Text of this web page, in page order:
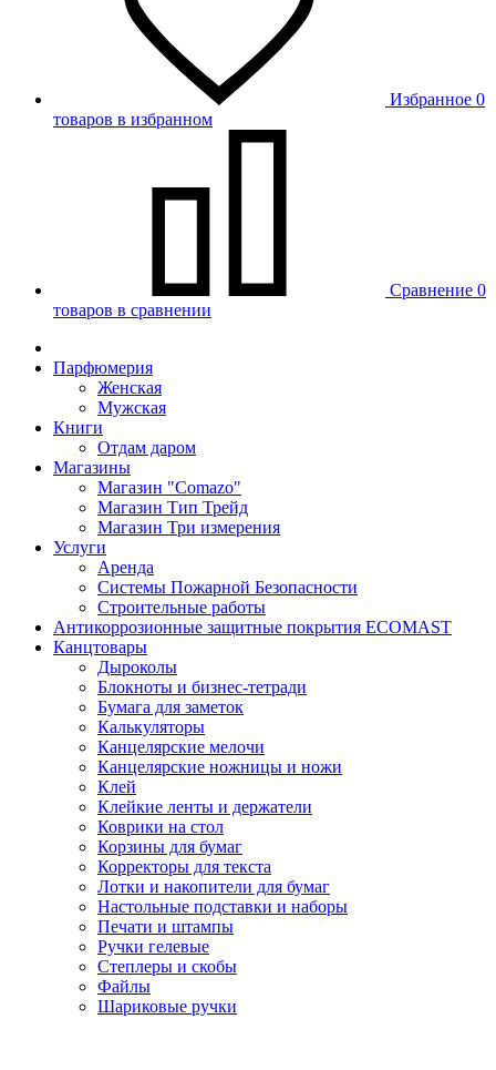
Избранное 0
товаров в избранном
Сравнение 0
товаров в сравнении
Парфюмерия
Женская
Мужская
Книги
Отдам даром
Магазины
Магазин "Comazo"
Магазин Тип Трейд
Магазин Три измерения
Услуги
Аренда
Системы Пожарной Безопасности
Строительные работы
Антикоррозионные защитные покрытия ECOMAST
Канцтовары
Дыроколы
Блокноты и бизнес-тетради
Бумага для заметок
Калькуляторы
Канцелярские мелочи
Канцелярские ножницы и ножи
Клей
Клейкие ленты и держатели
Коврики на стол
Корзины для бумаг
Корректоры для текста
Лотки и накопители для бумаг
Настольные подставки и наборы
Печати и штампы
Ручки гелевые
Степлеры и скобы
Файлы
Шариковые ручки